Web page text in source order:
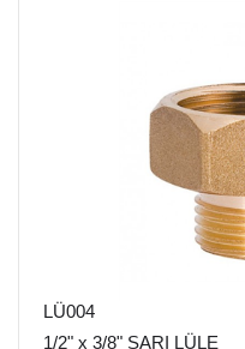
LÜ004
1/2" x 3/8" SARI LÜLE